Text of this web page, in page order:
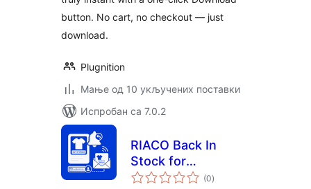
button. No cart, no checkout — just
download.
Plugnition
Мање од 10 укључених поставки
Испробан са 7.0.2
RIACO Back In
Stock for
WooCommerce
(0укупних
оцена
)